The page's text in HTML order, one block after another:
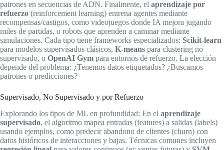
patrones en secuencias de ADN. Finalmente, el aprendizaje por
refuerzo (reinforcement learning) entrena agentes mediante
recompensas/castigos, como videojuegos donde IA mejora jugando
miles de partidas, o robots que aprenden a caminar mediante
simulaciones. Cada tipo tiene frameworks especializados: Scikit-learn
para modelos supervisados clásicos, K-means para clustering no
supervisado, o OpenAI Gym para entornos de refuerzo. La elección
depende del problema: ¿Tenemos datos etiquetados? ¿Buscamos
patrones o predicciones?
Supervisado, No Supervisado y por Refuerzo
Explorando los tipos de ML en profundidad: En el aprendizaje
supervisado, el algoritmo mapea entradas (features) a salidas (labels)
usando ejemplos, como predecir abandono de clientes (churn) con
datos históricos de interacciones y bajas. Técnicas comunes incluyen